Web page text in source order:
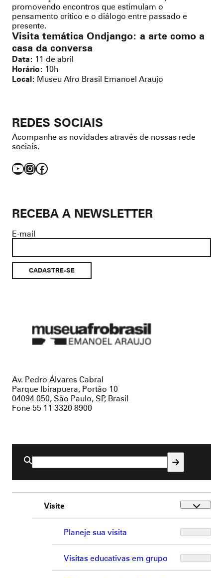
promovendo encontros que estimulam o
pensamento crítico e o diálogo entre passado e
presente.
Visita temática Ondjango: a arte como a
casa da conversa
Data: 11 de abril
Horário: 10h
Local: Museu Afro Brasil Emanoel Araujo
REDES SOCIAIS
Acompanhe as novidades através de nossas rede
sociais.
YouTube
Instagram
Facebook
RECEBA A NEWSLETTER
E-mail
Museu
Av. Pedro Álvares Cabral
Parque Ibirapuera, Portão 10
04094 050, São Paulo, SP, Brasil
Fone 55 11 3320 8900
Buscar
por:
Visite
Planeje sua visita
Visitas educativas em grupo